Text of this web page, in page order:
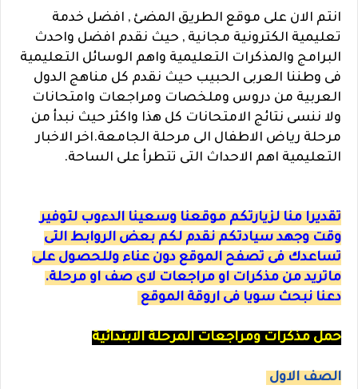
انتم الان على موقع الطريق المضئ , افضل خدمة
تعليمية الكترونية مجانية , حيث نقدم افضل واحدث
البرامج والمذكرات التعليمية واهم الوسائل التعليمية
فى وطننا العربى الحبيب حيث نقدم كل مناهج الدول
العربية من دروس وملخصات ومراجعات وامتحانات
ولا ننسى نتائج الامتحانات كل هذا واكثر حيث نبدأ من
مرحلة رياض الاطفال الى مرحلة الجامعة.اخر الاخبار
التعليمية اهم الاحداث التى تتطرأ على الساحة.
تقديرا منا لزيارتكم موقعنا وسعينا الدءوب لتوفير
وقت وجهد سيادتكم نقدم لكم بعض الروابط التى
تساعدك فى تصفح الموقع دون عناء وللحصول على
ماتريد من مذكرات او مراجعات لاى صف او مرحلة.
دعنا نبحث سويا فى اروقة الموقع
حمل مذكرات ومراجعات المرحلة الابتدائية
الصف الاول